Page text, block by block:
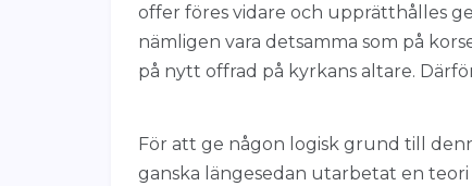
offer föres vidare och upprätthålles
nämligen vara detsamma som på
på nytt offrad på kyrkans altare.
För att ge någon logisk grund till
ganska längesedan utarbetat en teori